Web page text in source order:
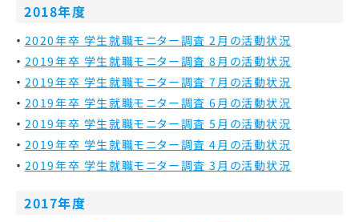
2018年度
2020年卒 学生就職モニター調査 2月の活動状況
2019年卒 学生就職モニター調査 8月の活動状況
2019年卒 学生就職モニター調査 7月の活動状況
2019年卒 学生就職モニター調査 6月の活動状況
2019年卒 学生就職モニター調査 5月の活動状況
2019年卒 学生就職モニター調査 4月の活動状況
2019年卒 学生就職モニター調査 3月の活動状況
2017年度